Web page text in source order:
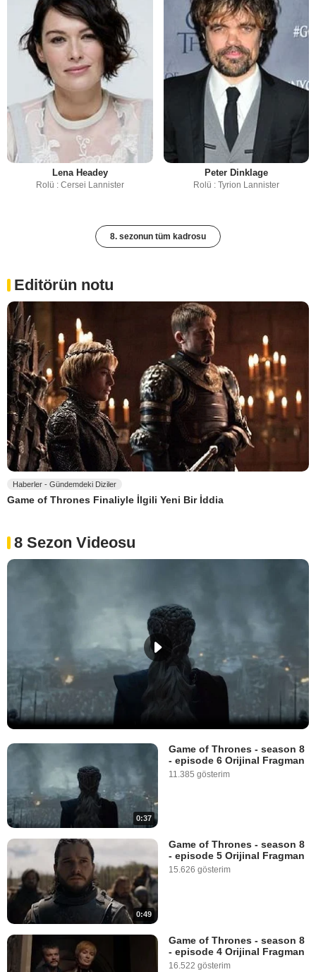
Lena Headey
Rolü : Cersei Lannister
Peter Dinklage
Rolü : Tyrion Lannister
8. sezonun tüm kadrosu
Editörün notu
Haberler - Gündemdeki Diziler
Game of Thrones Finaliyle İlgili Yeni Bir İddia
8 Sezon Videosu
0:37
Game of Thrones - season 8
- episode 6 Orijinal Fragman
11.385 gösterim
0:49
Game of Thrones - season 8
- episode 5 Orijinal Fragman
15.626 gösterim
Game of Thrones - season 8
- episode 4 Orijinal Fragman
16.522 gösterim